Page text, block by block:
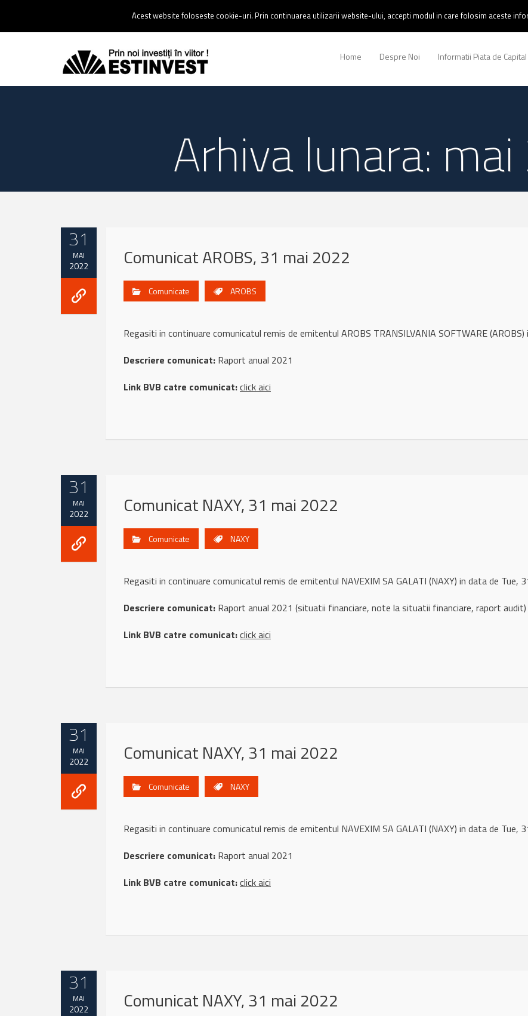
0237 238 900 |Email :contact@estinvest.ro
Home Despre Noi Informatii Piata de Capital
Arhiva lunara:
31
MAI
2022 Comunicat AROBS, 31 mai 2022
Comunicate AROBS
Regasiti in continuare comunicatul remis de emitentul AROBS TRANSILVANIA SOFTWARE
Descriere comunicat: Raport anual 2021
Link BVB catre comunicat:click aici
31
MAI
2022 Comunicat NAXY, 31 mai 2022
Comunicate NAXY
Regasiti in continuare comunicatul remis de emitentul NAVEXIM SA GALATI (NAXY) in data de Tue,
Descriere comunicat: Raport anual 2021 (situatii financiare, note la situatii financiare, raport audit)
Link BVB catre comunicat:click aici
31
MAI
2022 Comunicat NAXY, 31 mai 2022
Comunicate NAXY
Regasiti in continuare comunicatul remis de emitentul NAVEXIM SA GALATI (NAXY) in data de Tue,
Descriere comunicat: Raport anual 2021
Link BVB catre comunicat:click aici
31
MAI
2022 Comunicat NAXY, 31 mai 2022
Acest website foloseste cookie-uri. Prin continuarea utilizarii website-ului, accepti modul in care folosim aceste